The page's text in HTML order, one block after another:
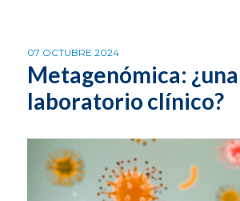
07 OCTUBRE 2024
Metagenómica:
laboratorio clínico?